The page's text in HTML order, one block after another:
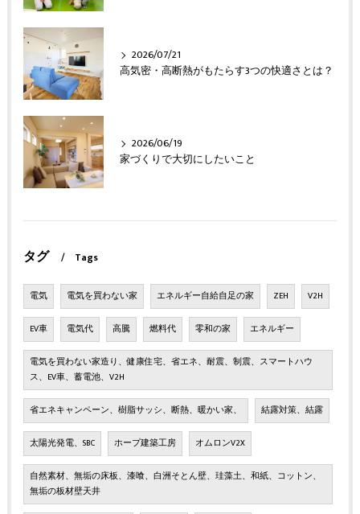
2026/07/21
高気密・高断熱がもたらす3つの快適さとは？
2026/06/19
家づくりで大切にしたいこと
タグ Tags
電気 電気を買わない家 エネルギー自給自足の家 ZEH V2H
EV車 電気代 高騰 燃料代 零和の家 エネルギー
電気を買わない家造り、健康住宅、省エネ、耐震、制震、スマートハウ
ス、EV車、蓄電池、V2H
省エネキャンペーン、樹脂サッシ、断熱、暖かい家、 結露対策、結露
太陽光発電、SBC ホープ建築工房 オムロンV2X
自然素材、無垢の床板、漆喰、白洲そとん壁、珪藻土、和紙、コットン、
無垢の板材壁天井